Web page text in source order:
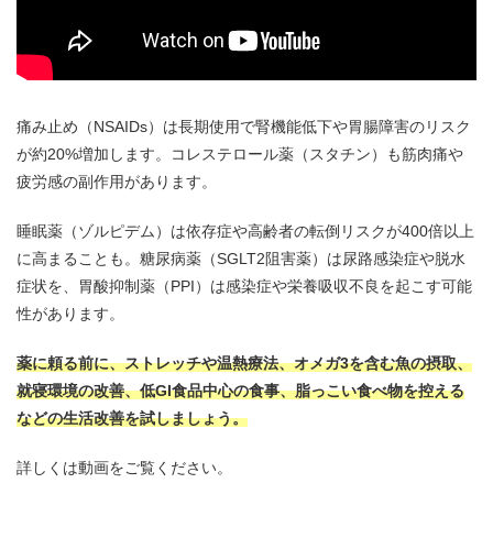
痛み止め（NSAIDs）は長期使用で腎機能低下や胃腸障害のリスク
が約20%増加します。コレステロール薬（スタチン）も筋肉痛や
疲労感の副作用があります。
睡眠薬（ゾルピデム）は依存症や高齢者の転倒リスクが400倍以上
に高まることも。糖尿病薬（SGLT2阻害薬）は尿路感染症や脱水
症状を、胃酸抑制薬（PPI）は感染症や栄養吸収不良を起こす可能
性があります。
薬に頼る前に、ストレッチや温熱療法、オメガ3を含む魚の摂取、
就寝環境の改善、低GI食品中心の食事、脂っこい食べ物を控える
などの生活改善を試しましょう。
詳しくは動画をご覧ください。